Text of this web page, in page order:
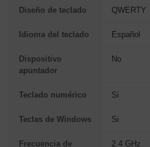
Diseño de teclado QWERTY
Idioma del teclado Español
Dispositivo
apuntador
No
Teclado numérico Si
Teclas de Windows Si
Frecuencia de
2.4 GHz